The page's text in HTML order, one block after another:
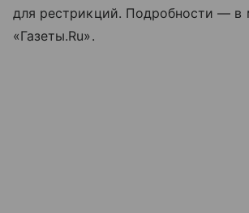
для рестрикций. Подробности — в
«Газеты.Ru».